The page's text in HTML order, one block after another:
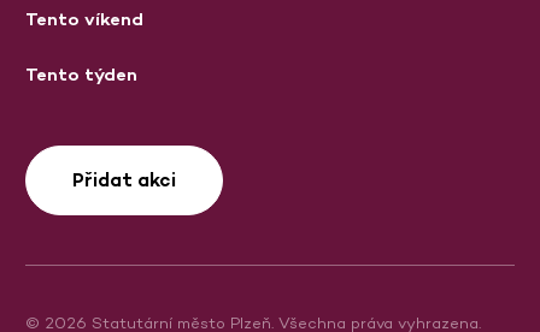
Tento víkend
Tento týden
Přidat akci
© 2026 Statutární město Plzeň. Všechna práva vyhrazena.